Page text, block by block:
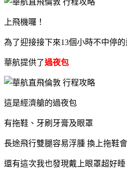
上飛機囉！
為了迎接接下來13個小時不中停
華航提供了過夜包
這是經濟艙的過夜包
有拖鞋、牙刷牙膏及眼罩
長途飛行雙腿容易浮腫 換上拖鞋
還有這次我也發現戴上眼罩超好睡